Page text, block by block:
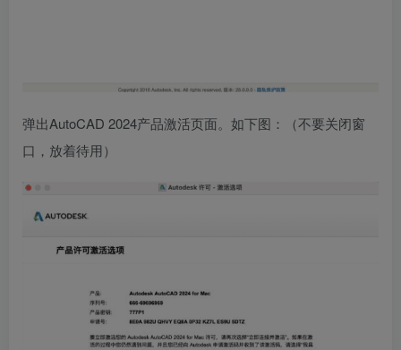
弹出AutoCAD 2024产品激活页面。如下图：（不要关闭窗
口，放着待用）